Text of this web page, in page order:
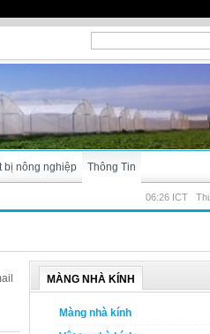
(Đà Lạt) - Nhà
bị nông nghiệp Thông Tin
06:26 ICT
MÀNG NHÀ KÍNH
Màng nhà kính